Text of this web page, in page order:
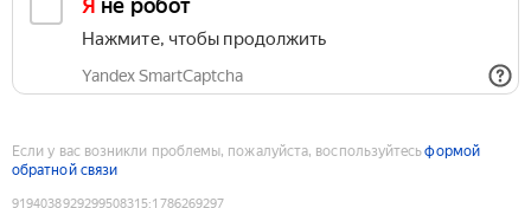
Я не робот
Нажмите, чтобы продолжить
Yandex SmartCaptcha
Если у вас возникли проблемы, пожалуйста, воспользуйтесьформой
обратной связи
9194038929299508315:1786269297